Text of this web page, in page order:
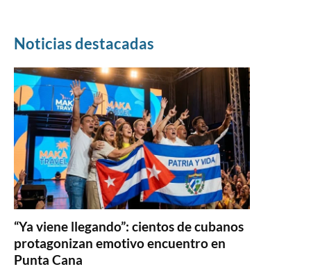
Noticias destacadas
“Ya viene llegando”: cientos de cubanos
protagonizan emotivo encuentro en
Punta Cana